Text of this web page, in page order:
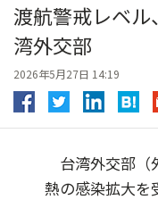
渡航警戒レベ
湾外交部
2026年5月27日 14:19
台湾外交部（
熱の感染拡大を